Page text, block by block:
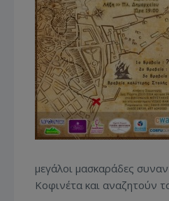
μεγάλοι μασκαράδες
Κοφινέτα και αναζητούν